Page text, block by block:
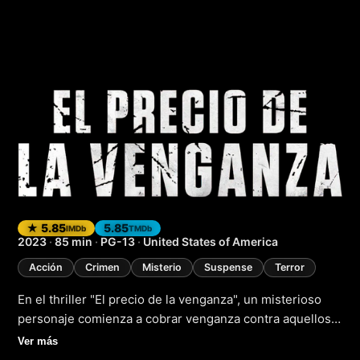
The Price We Pay
★ 5.85IMDb 5.85TMDb
2023 · 85 min · PG-13 · United States of America
Acción Crimen Misterio Suspense Terror
En el thriller "El precio de la venganza", un misterioso
personaje comienza a cobrar venganza contra aquellos
que han escapado a la justicia, llevando a la ciudad al
Ver más